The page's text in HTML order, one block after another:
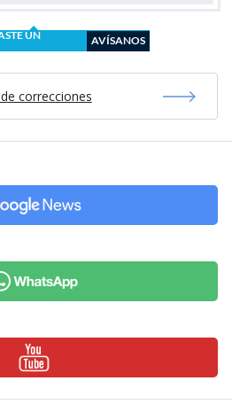
UN
AVÍSANOS
correcciones